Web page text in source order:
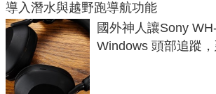
導入潛水與越野跑導航功能
國外神人讓Sony
Windows 頭部追蹤